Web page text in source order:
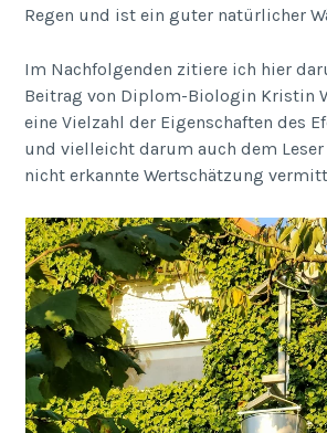
Regen und ist ein guter natürlicher
Im Nachfolgenden zitiere ich hier
Beitrag von Diplom-Biologin Kristin
eine Vielzahl der Eigenschaften des
und vielleicht darum auch dem
nicht erkannte Wertschätzung